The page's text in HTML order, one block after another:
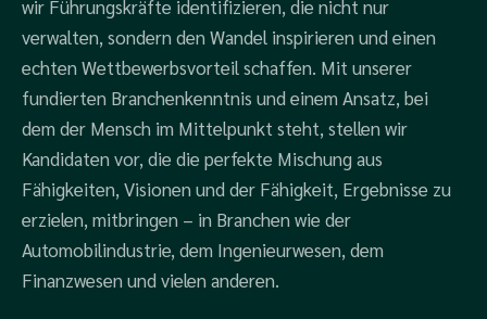
wir Führungskräfte identifizieren, die nicht nur
verwalten, sondern den Wandel inspirieren und einen
echten Wettbewerbsvorteil schaffen. Mit unserer
fundierten Branchenkenntnis und einem Ansatz, bei
dem der Mensch im Mittelpunkt steht, stellen wir
Kandidaten vor, die die perfekte Mischung aus
Fähigkeiten, Visionen und der Fähigkeit, Ergebnisse zu
erzielen, mitbringen – in Branchen wie der
Automobilindustrie, dem Ingenieurwesen, dem
Finanzwesen und vielen anderen.